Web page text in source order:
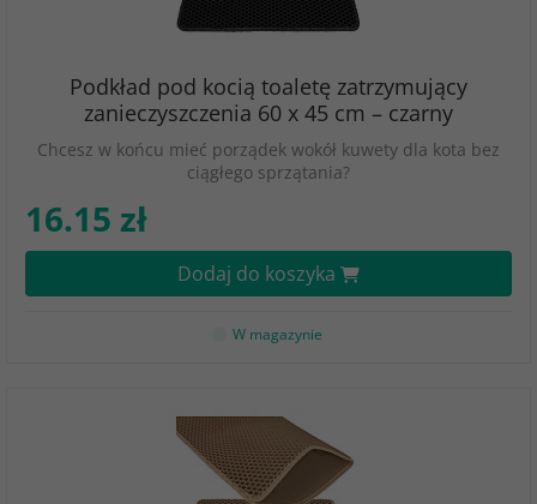
Podkład pod kocią toaletę zatrzymujący
zanieczyszczenia 60 x 45 cm – czarny
Chcesz w końcu mieć porządek wokół kuwety dla kota bez
ciągłego sprzątania?
16.15 zł
Dodaj do koszyka
W magazynie